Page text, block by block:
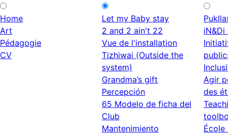
Home
Art
Pédagogie
CV
Let my Baby stay
2 and 2 ain't 22
Vue de l'installation
Tizhiwai (Outside the
system)
Grandma’s gift
Percepción
65 Modelo de ficha del
Club
Mantenimiento
Agir
des
École